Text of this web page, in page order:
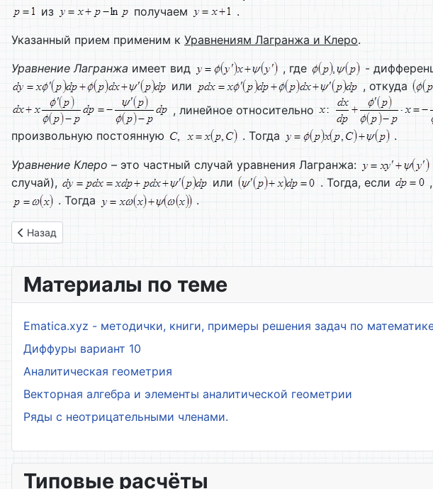
из
получаем .
Указанный прием применим к Уравнениям Лагранжа и Клеро.
Уравнение Лагранжа имеет вид , где -
или
, откуда
, линейное относительно
произвольную постоянную
. Тогда .
Уравнение Клеро – это частный случай уравнения Лагранжа:
случай),
или . Тогда, если
. Тогда
.
Предыдущий: 11. Дифференциальные уравнения 1-го порядка. Уравнение .
Назад
Материалы по теме
Ematica.xyz - методички, книги, примеры решения задач по
Диффуры вариант 10
Аналитическая геометрия
Векторная алгебра и элементы аналитической геометрии
Ряды с неотрицательными членами.
Типовые расчёты